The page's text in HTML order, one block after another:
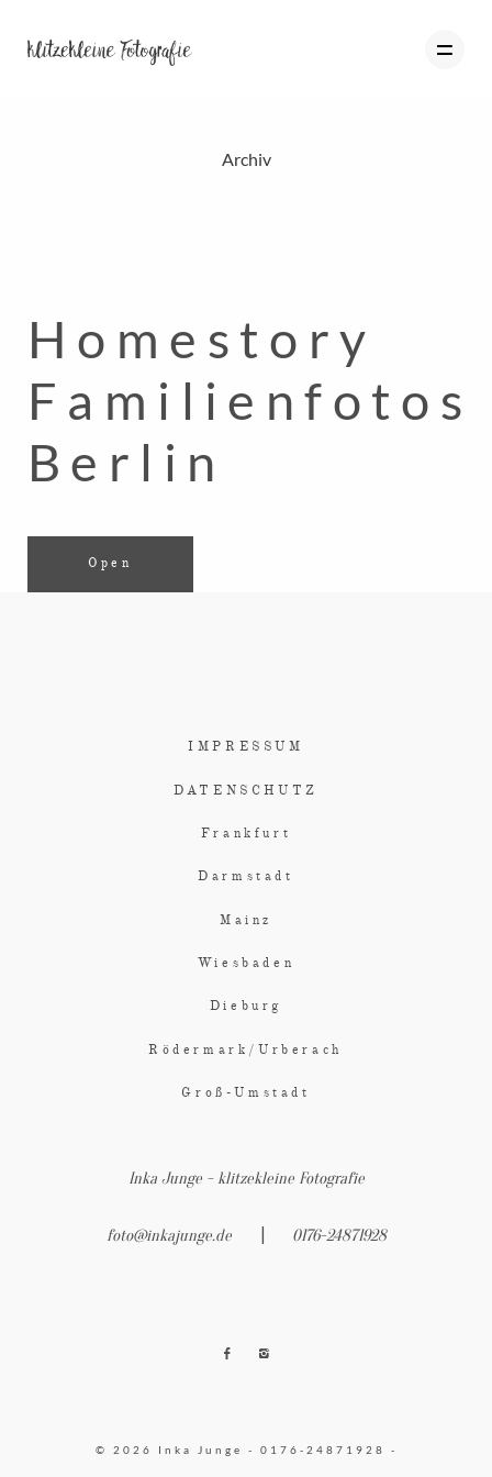
INFO
KONTAKT
Archiv
Homestory
Familienfotos
Berlin
Open
IMPRESSUM
DATENSCHUTZ
Frankfurt
Darmstadt
Mainz
Wiesbaden
Dieburg
Rödermark/Urberach
Groß-Umstadt
Inka Junge - klitzekleine Fotografie
foto@inkajunge.de 0176-24871928
© 2026 Inka Junge - 0176-24871928 -